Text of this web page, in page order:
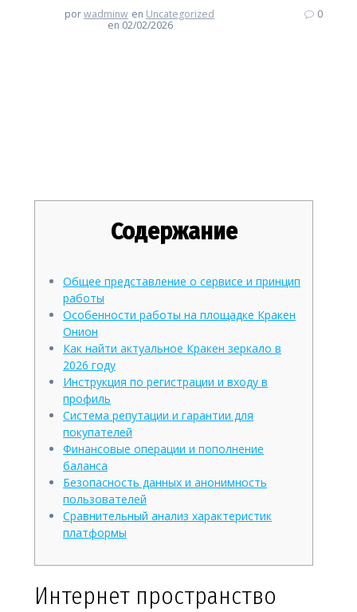
porwadminw en Uncategorized
en 02/02/2026
0
Содержание
Общее представление о сервисе и принцип
работы
Особенности работы на площадке Кракен
Онион
Как найти актуальное Кракен зеркало в
2026 году
Инструкция по регистрации и входу в
профиль
Система репутации и гарантии для
покупателей
Финансовые операции и пополнение
баланса
Безопасность данных и анонимность
пользователей
Сравнительный анализ характеристик
платформы
Интернет пространство